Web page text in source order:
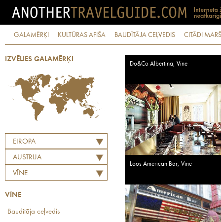
GALAMĒRĶI KULTŪRAS AFIŠA BAUDĪTĀJA CEĻVEDIS CITĀDI
IZVĒLIES GALAMĒRĶI
EIROPA
AUSTRIJA
VĪNE
VĪNE
Baudītāja ceļvedis
Do&Co Albertina, Vīne
Loos American Bar, Vīne